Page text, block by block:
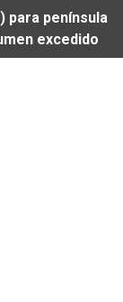
para península
excedido